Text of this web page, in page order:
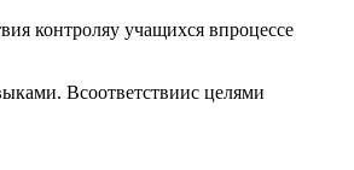
контроляу учащихся впроцессе
Всоответствиис целями